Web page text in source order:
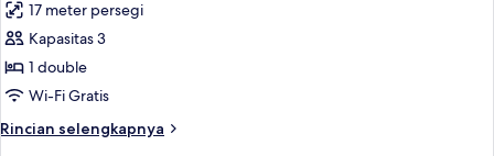
foto
untuk
Kamar
Double
Deluks
17 meter persegi
Kapasitas 3
1 double
Wi-Fi Gratis
Rincian selengkapnya
Rincian